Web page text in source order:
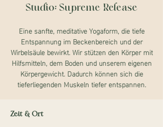
Studio: Supreme Release
Eine sanfte, meditative Yogaform, die tiefe
Entspannung im Beckenbereich und der
Wirbelsäule bewirkt. Wir stützen den Körper mit
Hilfsmitteln, dem Boden und unserem eigenen
Körpergewicht. Dadurch können sich die
tieferliegenden Muskeln tiefer entspannen.
Zeit & Ort